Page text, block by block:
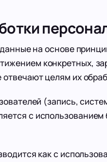
на основе
конкретных,
целям их
(запись,
с
как с